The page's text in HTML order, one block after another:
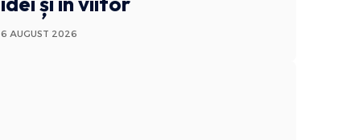
6 AUGUST 2026